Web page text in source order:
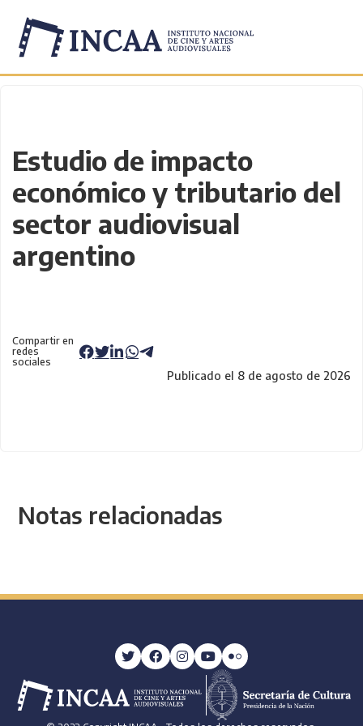
Estudio de impacto
económico y tributario del
sector audiovisual
argentino
Compartir en
redes
sociales
Publicado el 8 de agosto de 2026
Notas relacionadas